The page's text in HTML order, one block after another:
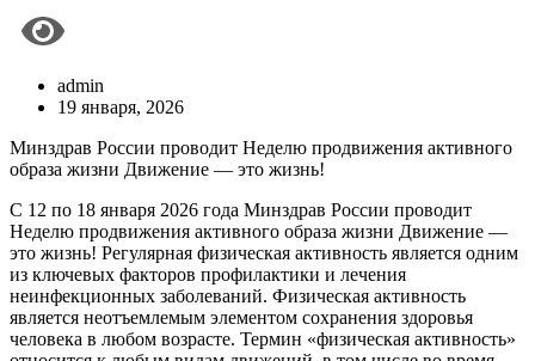
admin
19 января, 2026
Минздрав России проводит Неделю продвижения активного
образа жизни Движение — это жизнь!
С 12 по 18 января 2026 года Минздрав России проводит
Неделю продвижения активного образа жизни Движение —
это жизнь! Регулярная физическая активность является одним
из ключевых факторов профилактики и лечения
неинфекционных заболеваний. Физическая активность
является неотъемлемым элементом сохранения здоровья
человека в любом возрасте. Термин «физическая активность»